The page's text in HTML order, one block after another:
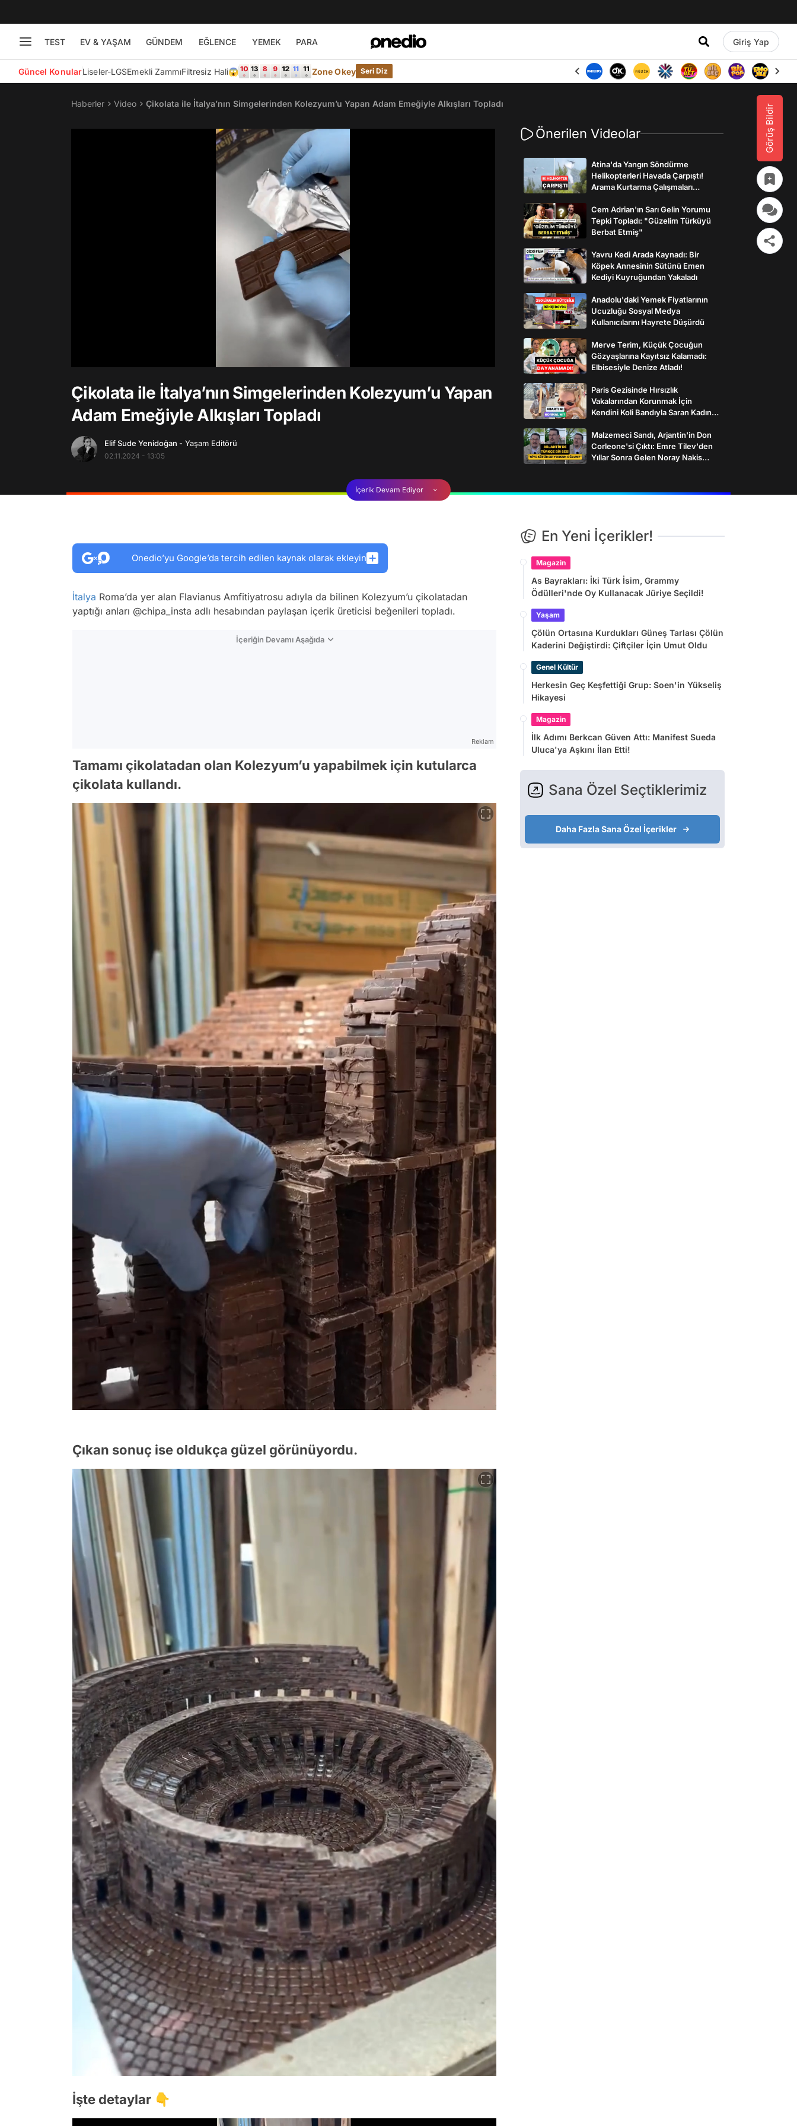
TEST EV & YAŞAM GÜNDEM EĞLENCE YEMEK PARA Giriş Yap
Güncel KonularLiseler-LGSEmekli ZammıFiltresiz Hali😱 Zone Okey Seri Diz
Görüş Bildir
Haberler Video Çikolata ile İtalya’nın Simgelerinden Kolezyum’u Yapan Adam Emeğiyle Alkışları Topladı
Çikolata ile İtalya’nın Simgelerinden Kolezyum’u Yapan
Adam Emeğiyle Alkışları Topladı
Elif Sude Yenidoğan - Yaşam Editörü
02.11.2024 - 13:05
Önerilen Videolar
Atina'da Yangın Söndürme
Helikopterleri Havada Çarpıştı!
Arama Kurtarma Çalışmaları
Cem Adrian'ın Sarı Gelin Yorumu
Tepki Topladı: "Güzelim Türküyü
Berbat Etmiş"
Yavru Kedi Arada Kaynadı: Bir
Köpek Annesinin Sütünü Emen
Kediyi Kuyruğundan Yakaladı
Anadolu'daki Yemek Fiyatlarının
Ucuzluğu Sosyal Medya
Kullanıcılarını Hayrete Düşürdü
Merve Terim, Küçük Çocuğun
Gözyaşlarına Kayıtsız Kalamadı:
Elbisesiyle Denize Atladı!
Paris Gezisinde Hırsızlık
Vakalarından Korunmak İçin
Kendini Koli Bandıyla Saran Kadının
Malzemeci Sandı, Arjantin'in Don
Corleone'si Çıktı: Emre Tilev'den
Yıllar Sonra Gelen Noray Nakis
İçerik Devam Ediyor
Onedio’yu Google’da tercih edilen kaynak olarak ekleyin
İtalya Roma’da yer alan Flavianus Amfitiyatrosu adıyla da bilinen Kolezyum’u çikolatadan
yaptığı anları @chipa_insta adlı hesabından paylaşan içerik üreticisi beğenileri topladı.
İçeriğin Devamı Aşağıda
Reklam
Tamamı çikolatadan olan Kolezyum’u yapabilmek için kutularca
çikolata kullandı.
Çıkan sonuç ise oldukça güzel görünüyordu.
İşte detaylar 👇
En Yeni İçerikler!
Magazin
As Bayrakları: İki Türk İsim, Grammy
Ödülleri'nde Oy Kullanacak Jüriye Seçildi!
Yaşam
Çölün Ortasına Kurdukları Güneş Tarlası Çölün
Kaderini Değiştirdi: Çiftçiler İçin Umut Oldu
Genel Kültür
Herkesin Geç Keşfettiği Grup: Soen'in Yükseliş
Hikayesi
Magazin
İlk Adımı Berkcan Güven Attı: Manifest Sueda
Uluca'ya Aşkını İlan Etti!
Sana Özel Seçtiklerimiz
Daha Fazla Sana Özel İçerikler